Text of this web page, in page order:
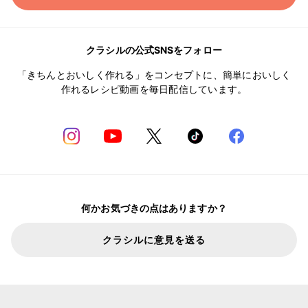
クラシルの公式SNSをフォロー
「きちんとおいしく作れる」をコンセプトに、簡単においしく
作れるレシピ動画を毎日配信しています。
何かお気づきの点はありますか？
クラシルに意見を送る